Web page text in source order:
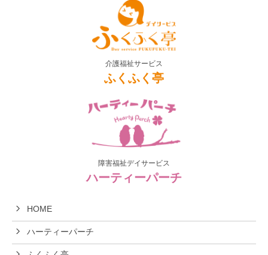
介護福祉サービス
ふくふく亭
障害福祉デイサービス
ハーティーパーチ
HOME
ハーティーパーチ